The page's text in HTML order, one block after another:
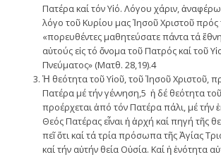
Πατέρα καί τόν Υἱό. Λόγου χάριν,
λόγο τοῦ Κυρίου μας Ἰησοῦ Χριστοῦ
«πορευθέντες μαθητεύσατε πάντα τά
αὐτούς εἰς τό ὄνομα τοῦ Πατρός καί τοῦ
Πνεύματος» (Ματθ. 28,19).4
Ἡ θεότητα τοῦ Υἱοῦ, τοῦ Ἰησοῦ Χριστοῦ,
Πατέρα μέ τήν γέννηση,5 ἡ δέ θεότητα
προέρχεται ἀπό τόν Πατέρα πάλι, μέ
Θεός Πατέρας εἶναι ἡ ἀρχή καί πηγή τῆς
πεῖ ὅτι καί τά τρία πρόσωπα τῆς Ἁγίας
καί τήν αὐτήν θεία Οὐσία. Καί ἡ ἑνότητα